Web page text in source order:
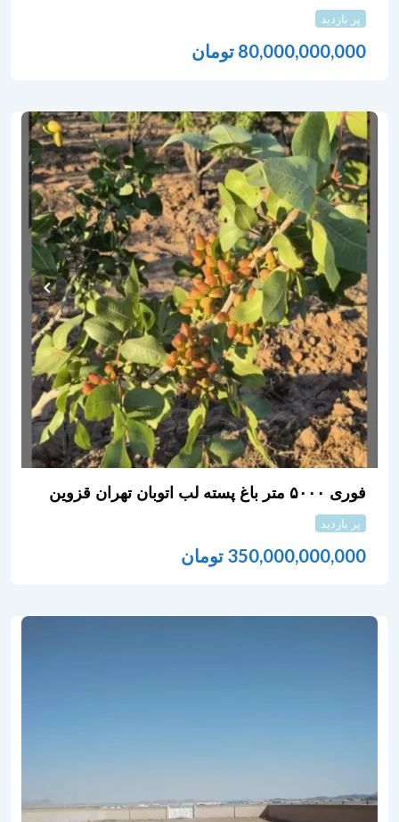
پر بازدید
80,000,000,000 تومان
فوری ۵۰۰۰ متر باغ پسته لب اتوبان تهران قزوین
پر بازدید
350,000,000,000 تومان